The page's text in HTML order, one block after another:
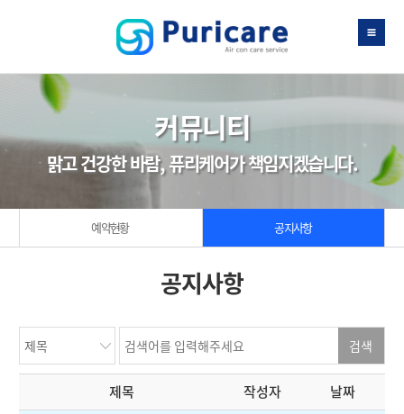
커뮤니티
맑고 건강한 바람, 퓨리케어가 책임지겠습니다.
예약현황 공지사항
공지사항
제목 작성자
날짜